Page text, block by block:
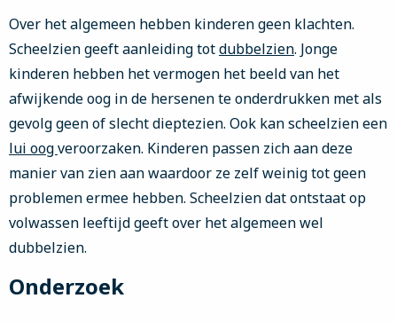
Over het algemeen hebben kinderen geen klachten.
Scheelzien geeft aanleiding totdubbelzien. Jonge
kinderen hebben het vermogen het beeld van het
afwijkende oog in de hersenen te onderdrukken met als
gevolg geen of slecht dieptezien. Ook kan scheelzien een
lui oogveroorzaken. Kinderen passen zich aan deze
manier van zien aan waardoor ze zelf weinig tot geen
problemen ermee hebben. Scheelzien dat ontstaat op
volwassen leeftijd geeft over het algemeen wel
dubbelzien.
Onderzoek